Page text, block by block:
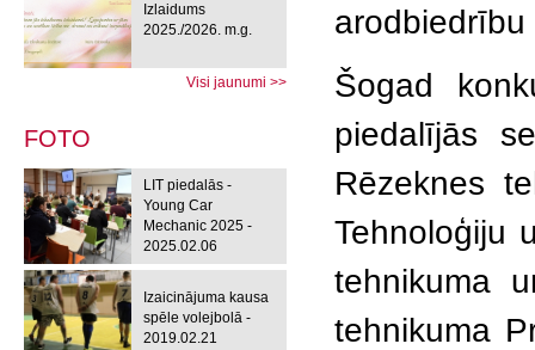
Izlaidums
2025./2026. m.g.
Visi jaunumi >>
FOTO
LIT piedalās -
Young Car
Mechanic 2025 -
2025.02.06
Izaicinājuma kausa
spēle volejbolā -
2019.02.21
Šogad
piedalījās
Rēzeknes
Tehnoloģiju
tehnikuma
tehnikuma